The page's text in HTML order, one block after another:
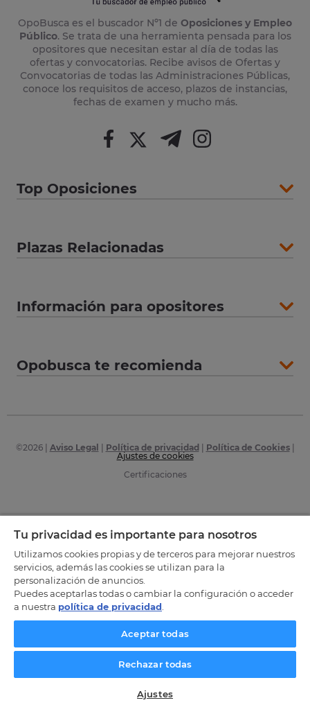
OpoBusca es el buscador Nº1 de Oposiciones y Empleo
Público. Se trata de una herramienta pensada para los
opositores que necesitan estar al día de todas las
ofertas y convocatorias. Recibe avisos de Ofertas y
Convocatorias de todas las Administraciones Públicas,
conoce los requisitos de acceso, plazos de instancias,
fechas de examen y mucho más.
Top Oposiciones
Plazas Relacionadas
Información para opositores
Opobusca te recomienda
©2026| Aviso Legal Política de privacidad Política de Cookies|
Ajustes de cookies
Certificaciones
Tu privacidad es importante para nosotros
Utilizamos cookies propias y de terceros para mejorar nuestros
servicios, además las cookies se utilizan para la
personalización de anuncios.
Puedes aceptarlas todas o cambiar la configuración o acceder
a nuestra política de privacidad
Aceptar todas
Rechazar todas
Ajustes
SOLICITA INFORMACIÓN